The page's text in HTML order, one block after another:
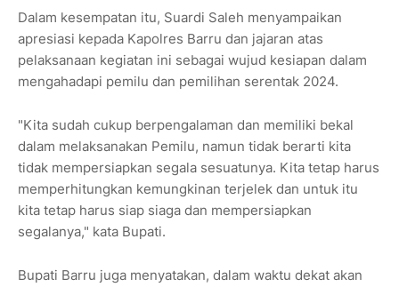
Dalam kesempatan itu, Suardi Saleh menyampaikan
apresiasi kepada Kapolres Barru dan jajaran atas
pelaksanaan kegiatan ini sebagai wujud kesiapan dalam
mengahadapi pemilu dan pemilihan serentak 2024.
"Kita sudah cukup berpengalaman dan memiliki bekal
dalam melaksanakan Pemilu, namun tidak berarti kita
tidak mempersiapkan segala sesuatunya. Kita tetap harus
memperhitungkan kemungkinan terjelek dan untuk itu
kita tetap harus siap siaga dan mempersiapkan
segalanya," kata Bupati.
Bupati Barru juga menyatakan, dalam waktu dekat akan